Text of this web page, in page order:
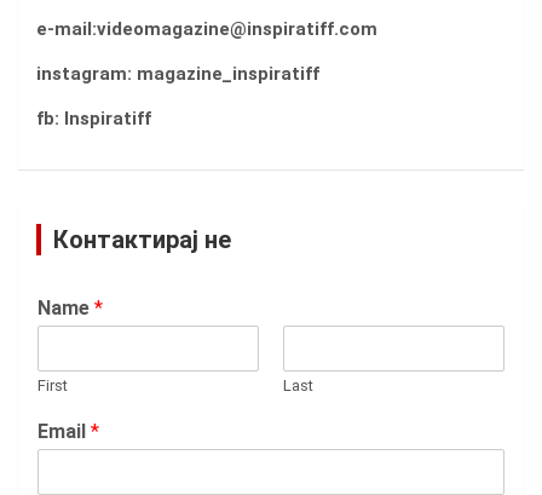
e-mail:videomagazine@inspiratiff.com
instagram: magazine_inspiratiff
fb: Inspiratiff
Контактирај не
Name *
First Last
Email *